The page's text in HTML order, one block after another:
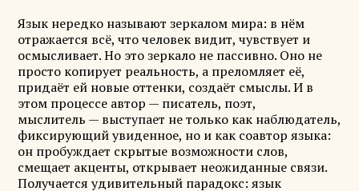
Язык нередко называют зеркалом мира: в нём
отражается всё, что человек видит, чувствует и
осмысливает. Но это зеркало не пассивно. Оно не
просто копирует реальность, а преломляет её,
придаёт ей новые оттенки, создаёт смыслы. И в
этом процессе автор — писатель, поэт,
мыслитель — выступает не только как наблюдатель,
фиксирующий увиденное, но и как соавтор языка:
он пробуждает скрытые возможности слов,
смещает акценты, открывает неожиданные связи.
Получается удивительный парадокс: язык